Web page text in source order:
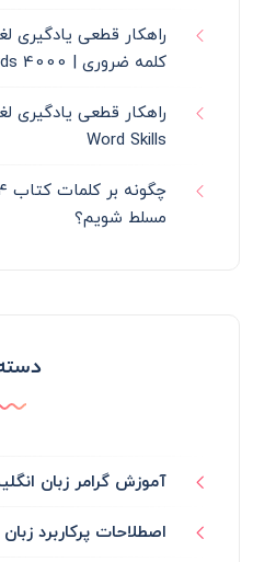
کلمه ضروری | 4000 Essential English Words
Word Skills
مسلط شویم؟
آموزش گرامر زبان
اصطلاحات پرکاربرد